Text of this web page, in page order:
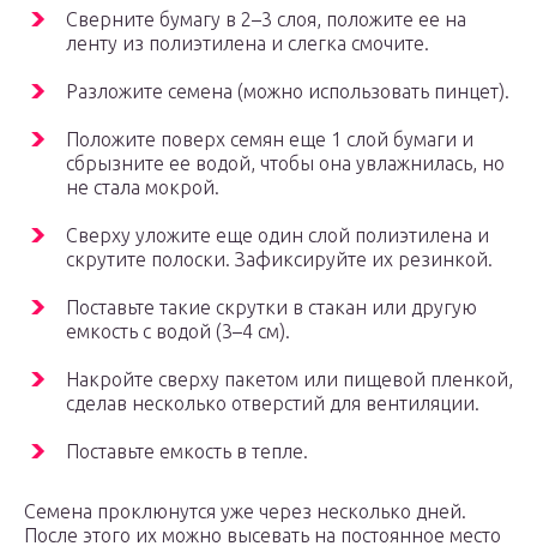
Сверните бумагу в 2–3 слоя, положите ее на
ленту из полиэтилена и слегка смочите.
Разложите семена (можно использовать пинцет).
Положите поверх семян еще 1 слой бумаги и
сбрызните ее водой, чтобы она увлажнилась, но
не стала мокрой.
Сверху уложите еще один слой полиэтилена и
скрутите полоски. Зафиксируйте их резинкой.
Поставьте такие скрутки в стакан или другую
емкость с водой (3–4 см).
Накройте сверху пакетом или пищевой пленкой,
сделав несколько отверстий для вентиляции.
Поставьте емкость в тепле.
Семена проклюнутся уже через несколько дней.
После этого их можно высевать на постоянное место